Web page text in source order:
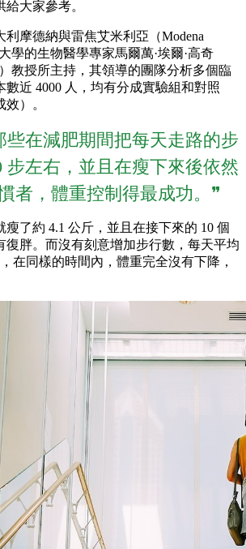
大家參考。
摩德納與雷焦艾米利亞（Modena
學的生物醫學專家馬爾萬·埃爾·高奇
）教授所主持，其領導的團隊分析多個臨
數近 4000 人，均有分成實驗組和對照
）。
些在減肥期間把每天走路的步
步左右，並且在瘦下來後依然
者，體重控制得最成功。❞
瘦了約 4.1 公斤，並且在接下來的 10 個
復胖。而沒有刻意增加步行數，每天平均
在同樣的時間內，體重完全沒有下降，